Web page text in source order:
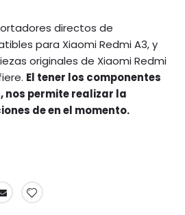
directos de
para Xiaomi Redmi A3, y
originales de Xiaomi Redmi
El tener los componentes
nos permite realizar la
de en el momento.